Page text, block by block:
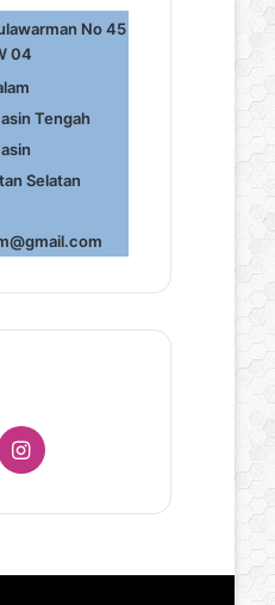
No 45
04
Tengah
Selatan
Instagram